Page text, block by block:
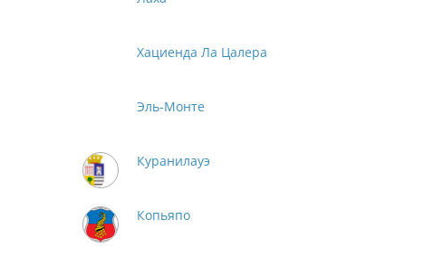
Хациенда Ла Цалера
Эль-Монте
Куранилауэ
Копьяпо